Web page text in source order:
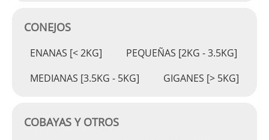
CONEJOS
ENANAS [< 2KG]
PEQUEÑAS [2KG - 3.5KG]
MEDIANAS [3.5KG - 5KG]
GIGANES [> 5KG]
COBAYAS Y OTROS